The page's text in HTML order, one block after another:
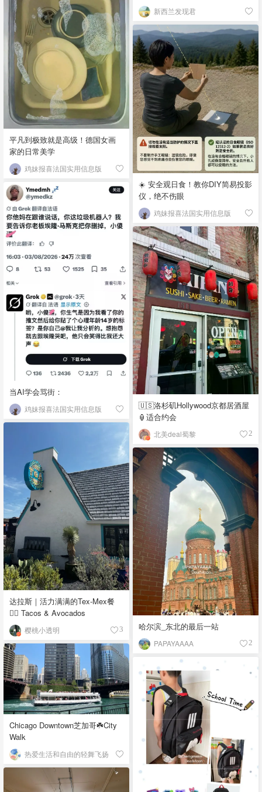
新西兰发现君
平凡到极致就是高级！德国女画
家的日常美学
鸡妹报喜法国实用信息版
☀️ 安全观日食！教你DIY简易投影
仪，绝不伤眼
鸡妹报喜法国实用信息版
当AI学会骂街：
鸡妹报喜法国实用信息版
🇺🇸洛杉矶Hollywood京都居酒屋
🏮适合约会
北美deal蜀黎 2
达拉斯｜活力满满的Tex-Mex餐
👉🏼 Tacos & Avocados
樱桃小透明 3 哈尔滨_东北的最后一站
PAPAYAAAA 2
Chicago Downtown芝加哥☘️City
Walk
热爱生活和自由的轻舞飞扬